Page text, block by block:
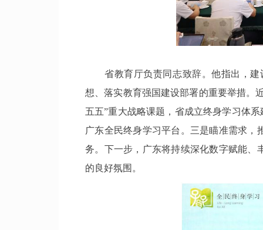
省教育厅负责同志致辞。他指出，建
想、落实教育强国建设部署的重要举措。
五五”重大战略课题，省成立终身学习体
广东全民终身学习平台。三是瞄准需求
务。下一步，广东将持续深化数字赋能、
的良好氛围。